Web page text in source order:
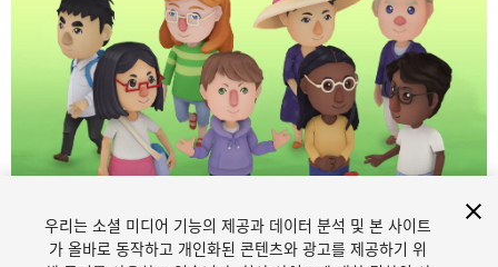
1/14
우리는 소셜 미디어 기능의 제공과 데이터 분석 및 본 사이트
가 올바로 동작하고 개인화된 콘텐츠와 광고를 제공하기 위